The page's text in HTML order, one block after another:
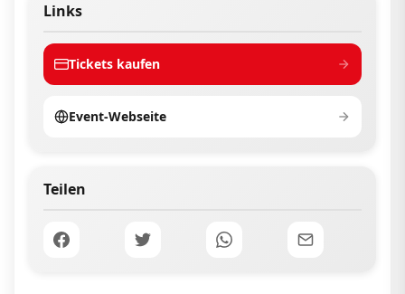
Links
Tickets kaufen
Event-Webseite
Teilen